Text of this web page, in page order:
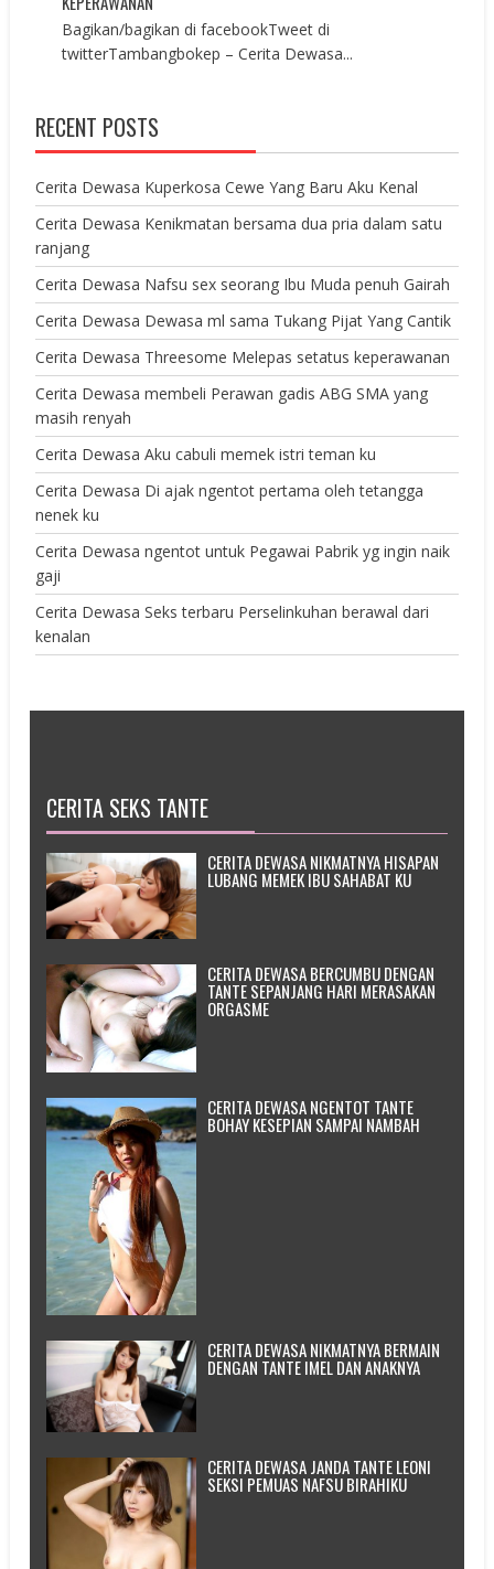
Bagikan/bagikan di facebookTweet di
twitterTambangbokep – Cerita Dewasa...
RECENT POSTS
Cerita Dewasa Kuperkosa Cewe Yang Baru Aku Kenal
Cerita Dewasa Kenikmatan bersama dua pria dalam satu
ranjang
Cerita Dewasa Nafsu sex seorang Ibu Muda penuh Gairah
Cerita Dewasa Dewasa ml sama Tukang Pijat Yang Cantik
Cerita Dewasa Threesome Melepas setatus keperawanan
Cerita Dewasa membeli Perawan gadis ABG SMA yang
masih renyah
Cerita Dewasa Aku cabuli memek istri teman ku
Cerita Dewasa Di ajak ngentot pertama oleh tetangga
nenek ku
Cerita Dewasa ngentot untuk Pegawai Pabrik yg ingin naik
gaji
Cerita Dewasa Seks terbaru Perselinkuhan berawal dari
kenalan
CERITA SEKS TANTE
CERITA DEWASA NIKMATNYA HISAPAN
LUBANG MEMEK IBU SAHABAT KU
CERITA DEWASA BERCUMBU DENGAN
TANTE SEPANJANG HARI MERASAKAN
ORGASME
CERITA DEWASA NGENTOT TANTE
BOHAY KESEPIAN SAMPAI NAMBAH
CERITA DEWASA NIKMATNYA BERMAIN
DENGAN TANTE IMEL DAN ANAKNYA
CERITA DEWASA JANDA TANTE LEONI
SEKSI PEMUAS NAFSU BIRAHIKU